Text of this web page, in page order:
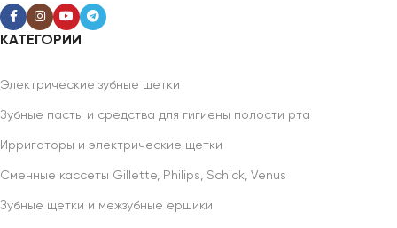
КАТЕГОРИИ
Электрические зубные щетки
Зубные пасты и средства для гигиены полости рта
Ирригаторы и электрические щетки
Сменные кассеты Gillette, Philips, Schick, Venus
Зубные щетки и межзубные ершики